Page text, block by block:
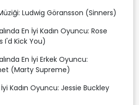
Ludwig Göransson (Sinners)
En İyi Kadın Oyuncu: Rose
I'd Kick You)
En İyi Erkek Oyuncu:
(Marty Supreme)
Kadın Oyuncu: Jessie Buckley